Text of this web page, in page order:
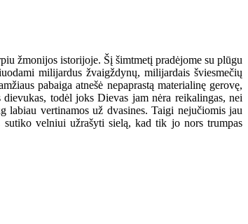
žmonijos istorijoje. Šį šimtmetį pradėjome su plūgu
milijardus žvaigždynų, milijardais šviesmečių
pabaiga atnešė nepaprastą materialinę gerovę,
todėl joks Dievas jam nėra reikalingas, nei
labiau vertinamos už dvasines. Taigi nejučiomis jau
sutiko velniui užrašyti sielą, kad tik jo nors trumpas